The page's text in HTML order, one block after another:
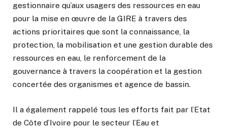
gestionnaire qu’aux usagers des ressources en eau
pour la mise en œuvre de la GIRE à travers des
actions prioritaires que sont la connaissance, la
protection, la mobilisation et une gestion durable des
ressources en eau, le renforcement de la
gouvernance à travers la coopération et la gestion
concertée des organismes et agence de bassin.
Il a également rappelé tous les efforts fait par l’Etat
de Côte d’Ivoire pour le secteur l’Eau et